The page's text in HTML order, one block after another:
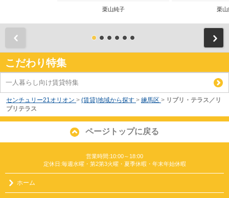
栗山純子 栗山
こだわり特集
一人暮らし向け賃貸特集
センチュリー21オリオン > (賃貸)地域から探す > 練馬区 > リブリ・テラス／リ
ブリテラス
ページトップに戻る
営業時間:10:00～18:00
定休日:毎週水曜・第2第3火曜・夏季休暇・年末年始休暇
ホーム